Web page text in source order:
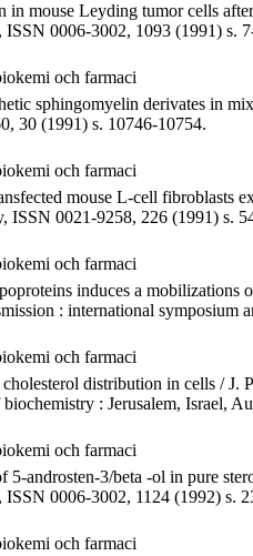
in mouse Leyding tumor cells
0006-3002, 1093 (1991) s.
och farmaci
sphingomyelin derivates in
30 (1991) s. 10746-10754.
och farmaci
mouse L-cell fibroblasts
ISSN 0021-9258, 226 (1991) s.
och farmaci
induces a mobilizations
: international
och farmaci
distribution in cells / J.
: Jerusalem, Israel,
och farmaci
5-androsten-3/beta -ol in pure
0006-3002, 1124 (1992) s.
och farmaci